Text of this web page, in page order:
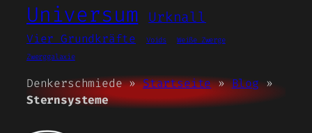
Universum Urknall
Vier Grundkräfte Voids
Weiße Zwerge
Zwerggalaxie
Denkerschmiede »Startseite»Blog»
Sternsysteme